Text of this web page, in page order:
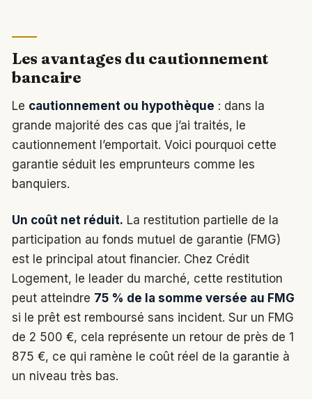
Les avantages du cautionnement
bancaire
Le cautionnement ou hypothèque : dans la
grande majorité des cas que j’ai traités, le
cautionnement l’emportait. Voici pourquoi cette
garantie séduit les emprunteurs comme les
banquiers.
Un coût net réduit. La restitution partielle de la
participation au fonds mutuel de garantie (FMG)
est le principal atout financier. Chez Crédit
Logement, le leader du marché, cette restitution
peut atteindre 75 % de la somme versée au FMG
si le prêt est remboursé sans incident. Sur un FMG
de 2 500 €, cela représente un retour de près de 1
875 €, ce qui ramène le coût réel de la garantie à
un niveau très bas.